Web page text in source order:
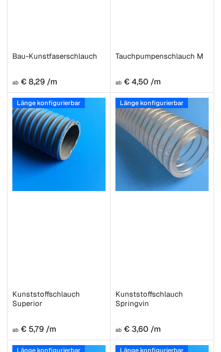
Bau-Kunstfaserschlauch
Normaler
Preis
ab € 8,29 /m
Tauchpumpenschlauch M
Normaler
Preis
ab € 4,50 /m
Länge konfigurierbar
Kunststoffschlauch
Superior
Normaler
Preis
ab € 5,79 /m
Länge konfigurierbar
Kunststoffschlauch
Springvin
Normaler
Preis
ab € 3,60 /m
Länge konfigurierbar Länge konfigurierbar